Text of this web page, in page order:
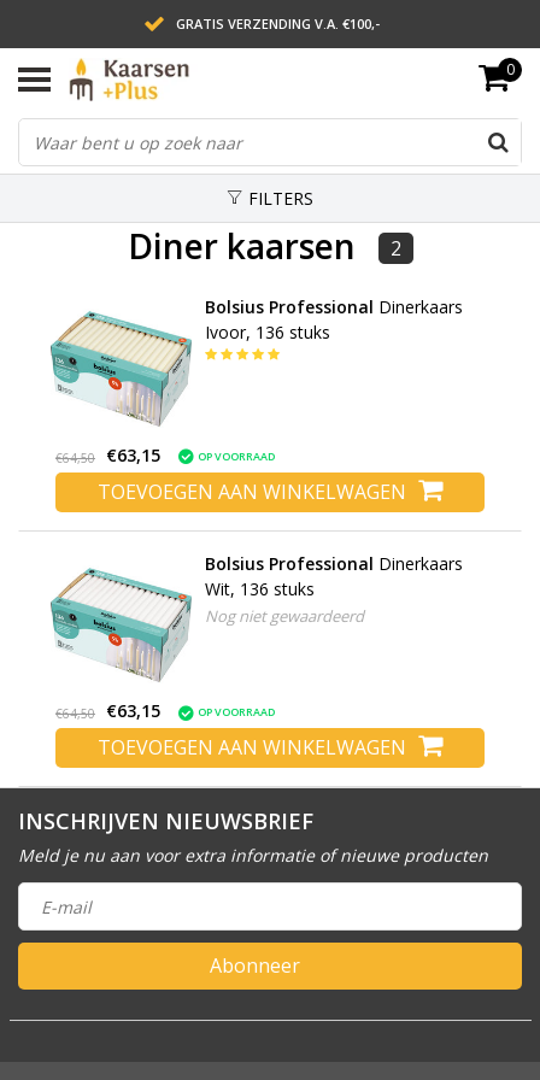
GRATIS VERZENDING V.A. €100,-
LEVERING BINNEN 2 WERKDAGEN
ACHTERAF BETALEN VIA AFTERPAY
0
FILTERS
Diner kaarsen 2
Bolsius Professional Dinerkaars
Ivoor, 136 stuks
€64,50 €63,15 OP VOORRAAD
TOEVOEGEN AAN WINKELWAGEN
Bolsius Professional Dinerkaars
Wit, 136 stuks
Nog niet gewaardeerd
€64,50 €63,15 OP VOORRAAD
TOEVOEGEN AAN WINKELWAGEN
INSCHRIJVEN NIEUWSBRIEF
Meld je nu aan voor extra informatie of nieuwe producten
Abonneer